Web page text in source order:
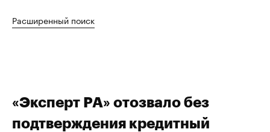
Расширенный поиск
«Эксперт РА» отозвало без
подтверждения кредитный